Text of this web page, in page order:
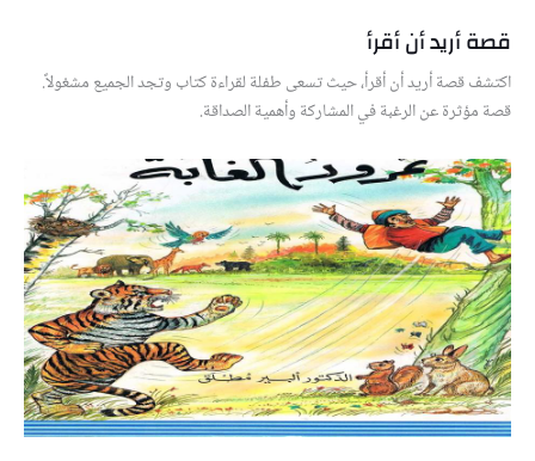
قصة أريد أن أقرأ
اكتشف قصة أريد أن أقرأ، حيث تسعى طفلة لقراءة كتاب وتجد الجميع مشغولاً.
قصة مؤثرة عن الرغبة في المشاركة وأهمية الصداقة.